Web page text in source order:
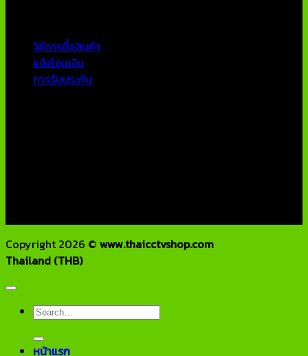
วิธีการซื้อสินค้า
แจ้งโอนเงิน
การรับประกัน
Copyright 2026 © www.thaicctvshop.com
Thailand (THB)
Search
หน้าแรก